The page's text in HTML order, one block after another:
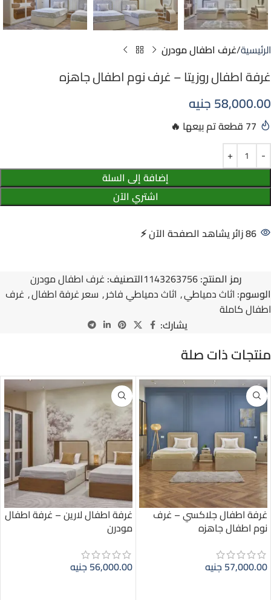
الرئيسية غرف اطفال مودرن
غرفة اطفال روزيتا – غرف نوم اطفال جاهزه
58,000.00جنيه
77
إضافة إلى السلة
اشتري الآن
86
رمز المنتج:1143263756التصنيف: غرف اطفال مودرن
الوسوم: اثاث دمياطي, اثاث دمياطي فاخر, سعر غرفة اطفال, غرف
اطفال كاملة
يشارك:
منتجات ذات صلة
غرفة اطفال جلاكسي – غرف
نوم اطفال جاهزه
57,000.00 جنيه
غرفة اطفال لارين – غرفة اطفال
مودرن
56,000.00 جنيه